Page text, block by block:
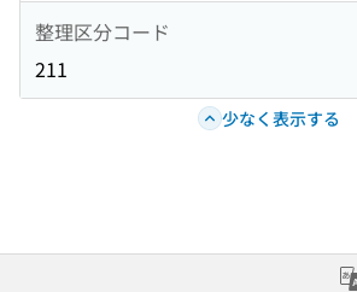
整理区分コード
211
少なく表示する